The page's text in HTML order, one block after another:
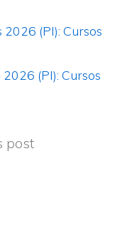
(PI): Cursos
(PI): Cursos
post